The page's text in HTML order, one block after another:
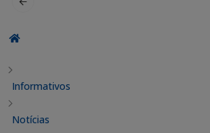
Informativos
Notícias